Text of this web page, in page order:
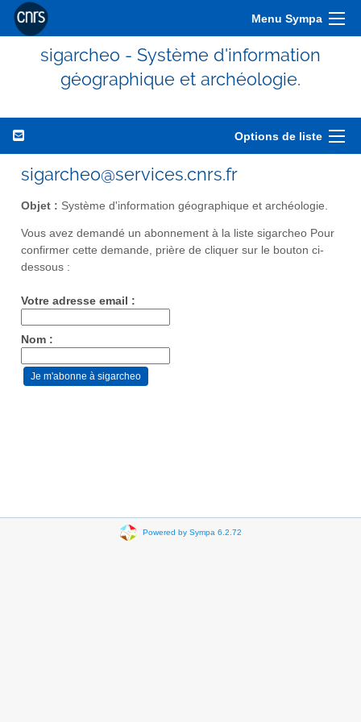
Menu Sympa
sigarcheo - Système d'information
géographique et archéologie.
Options de liste
sigarcheo@services.cnrs.fr
Objet : Système d'information géographique et archéologie.
Vous avez demandé un abonnement à la liste sigarcheo Pour
confirmer cette demande, prière de cliquer sur le bouton ci-
dessous :
Votre adresse email :
Nom :
Powered by Sympa 6.2.72